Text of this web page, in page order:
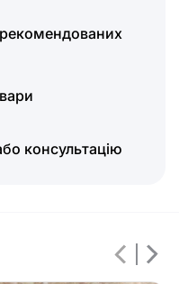
консультацію